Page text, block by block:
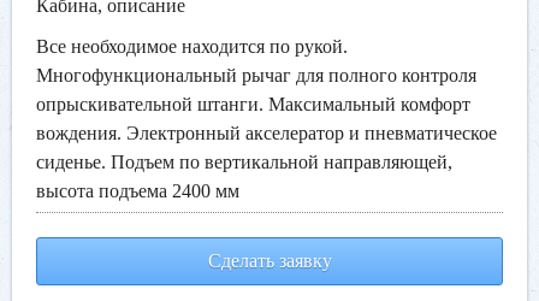
Кабина, описание
Все необходимое находится по рукой.
Многофункциональный рычаг для полного контроля
опрыскивательной штанги. Максимальный комфорт
вождения. Электронный акселератор и пневматическое
сиденье. Подъем по вертикальной направляющей,
высота подъема 2400 мм
Сделать заявку